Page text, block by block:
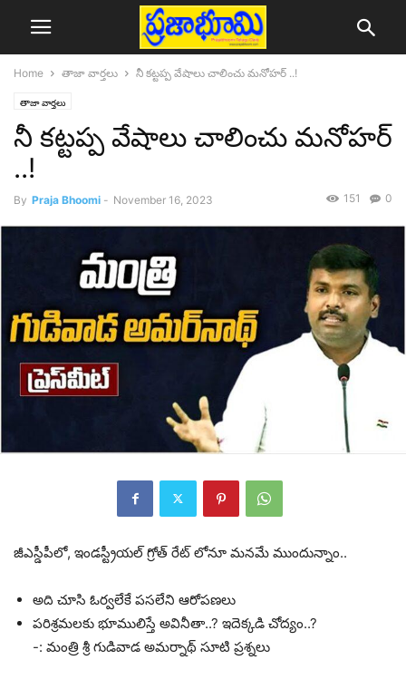
Home తాజా వార్తలు నీ కట్టప్ప వేషాలు చాలించు మనోహర్ ..!
తాజా వార్తలు
నీ కట్టప్ప వేషాలు చాలించు మనోహర్
..!
By Praja Bhoomi - November 16, 2023 0
151
జీఎస్డీపీలో, ఇండస్ట్రీయల్ గ్రోత్ రేట్ లోనూ మనమే ముందున్నాం..
అది చూసి ఓర్వలేకే పసలేని ఆరోపణలు
పరిశ్రమలకు భూములిస్తే అవినీతా..? ఇదెక్కడి చోద్యం..?
-: మంత్రి శ్రీ గుడివాడ అమర్నాథ్ సూటి ప్రశ్నలు